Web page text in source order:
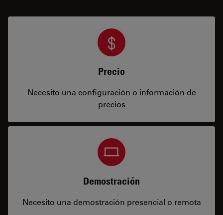
Precio
Necesito una configuración o información de
precios
Demostración
Necesito una demostración presencial o remota